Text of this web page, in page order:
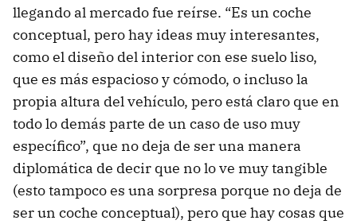
llegando al mercado fue reírse. “Es un coche
conceptual, pero hay ideas muy interesantes,
como el diseño del interior con ese suelo liso,
que es más espacioso y cómodo, o incluso la
propia altura del vehículo, pero está claro que en
todo lo demás parte de un caso de uso muy
específico”, que no deja de ser una manera
diplomática de decir que no lo ve muy tangible
(esto tampoco es una sorpresa porque no deja de
ser un coche conceptual), pero que hay cosas que